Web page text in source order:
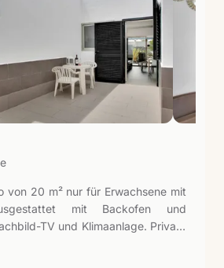
von 20 m² nur für Erwachsene mit
mit Backofen und
TV und Klimaanlage. Private
Raum, ausgerichtet auf